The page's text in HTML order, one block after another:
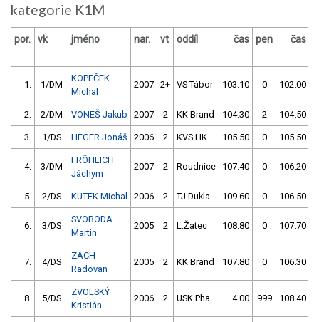
kategorie K1M
por. vk jméno nar. vt oddíl čas pen čas
1. 1/DM
KOPEČEK
Michal
2007 2+ VS Tábor 103.10 0 102.00
2. 2/DM VONEŠ Jakub 2007 2 KK Brand 104.30 2 104.50
3. 1/DS HEGER Jonáš 2006 2 KVS HK 105.50 0 105.50
4. 3/DM
FRÖHLICH
Jáchym
2007 2 Roudnice 107.40 0 106.20
5. 2/DS KUTEK Michal 2006 2 TJ Dukla 109.60 0 106.50
6. 3/DS
SVOBODA
Martin
2005 2 L.Žatec 108.80 0 107.70
7. 4/DS
ZACH
Radovan
2005 2 KK Brand 107.80 0 106.30
8. 5/DS
ZVOLSKÝ
Kristián
2006 2 USK Pha 4.00 999 108.40